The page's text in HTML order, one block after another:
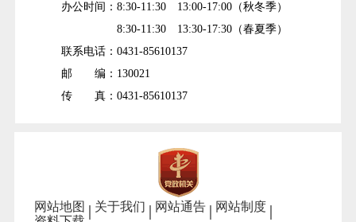
办公时间：8:30-11:30 13:00-17:00（秋冬季）
8:30-11:30 13:30-17:30（春夏季）
联系电话：0431-85610137
邮 编：130021
传 真：0431-85610137
网站地图 关于我们 网站通告
网站制度